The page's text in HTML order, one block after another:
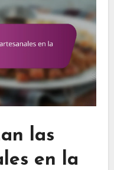
las
en la